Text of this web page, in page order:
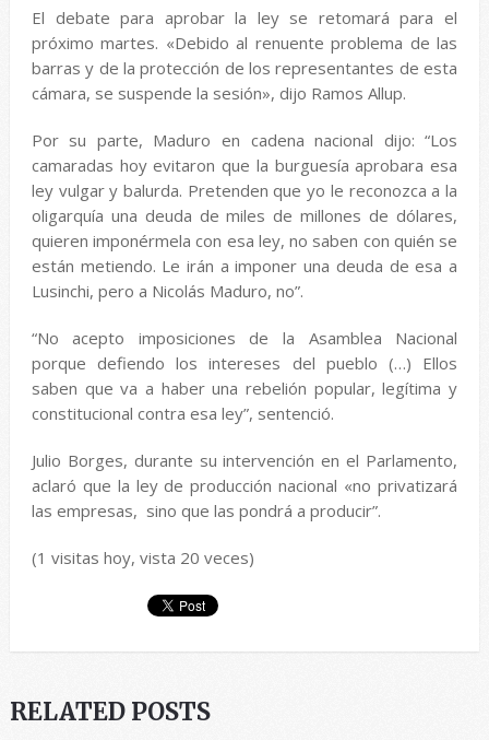
El debate para aprobar la ley se retomará para el
próximo martes. «Debido al renuente problema de las
barras y de la protección de los representantes de esta
cámara, se suspende la sesión», dijo Ramos Allup.
Por su parte, Maduro en cadena nacional dijo: “Los
camaradas hoy evitaron que la burguesía aprobara esa
ley vulgar y balurda. Pretenden que yo le reconozca a la
oligarquía una deuda de miles de millones de dólares,
quieren imponérmela con esa ley, no saben con quién se
están metiendo. Le irán a imponer una deuda de esa a
Lusinchi, pero a Nicolás Maduro, no”.
“No acepto imposiciones de la Asamblea Nacional
porque defiendo los intereses del pueblo (…) Ellos
saben que va a haber una rebelión popular, legítima y
constitucional contra esa ley”, sentenció.
Julio Borges, durante su intervención en el Parlamento,
aclaró que la ley de producción nacional «no privatizará
las empresas, sino que las pondrá a producir”.
(1 visitas hoy, vista 20 veces)
RELATED POSTS